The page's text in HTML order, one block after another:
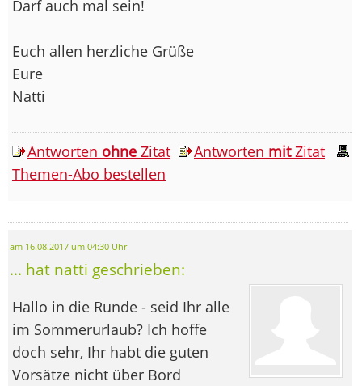
Darf auch mal sein!
Euch allen herzliche Grüße
Eure
Natti
Antworten ohne Zitat Antworten mitZitat
Themen-Abo bestellen
am 16.08.2017 um 04:30 Uhr
... hat natti geschrieben:
Hallo in die Runde - seid Ihr alle
im Sommerurlaub? Ich hoffe
doch sehr, Ihr habt die guten
Vorsätze nicht über Bord